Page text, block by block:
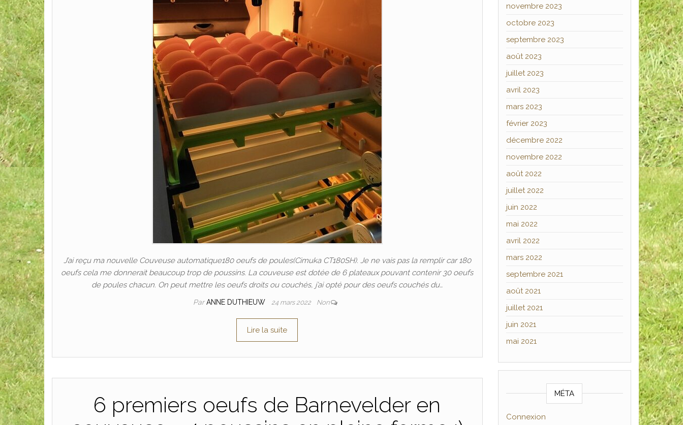
J’ai reçu ma nouvelle Couveuse automatique180 oeufs de poules(Cimuka CT180SH). Je ne vais pas la remplir car 180
oeufs cela me donnerait beaucoup trop de poussins. La couveuse est dotée de 6 plateaux pouvant contenir 30 oeufs
de poules chacun. On peut mettre les oeufs droits ou couchés, j’ai opté pour des oeufs couchés du…
ParANNE DUTHIEUW 24 mars 2022 Non
Lire la suite
6 premiers oeufs de Barnevelder en
novembre 2023
octobre 2023
septembre 2023
août 2023
juillet 2023
avril 2023
mars 2023
février 2023
décembre 2022
novembre 2022
août 2022
juillet 2022
juin 2022
mai 2022
avril 2022
mars 2022
septembre 2021
août 2021
juillet 2021
juin 2021
mai 2021
MÉTA
Connexion